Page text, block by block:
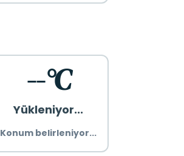
--°C
Yükleniyor...
Konum belirleniyor...